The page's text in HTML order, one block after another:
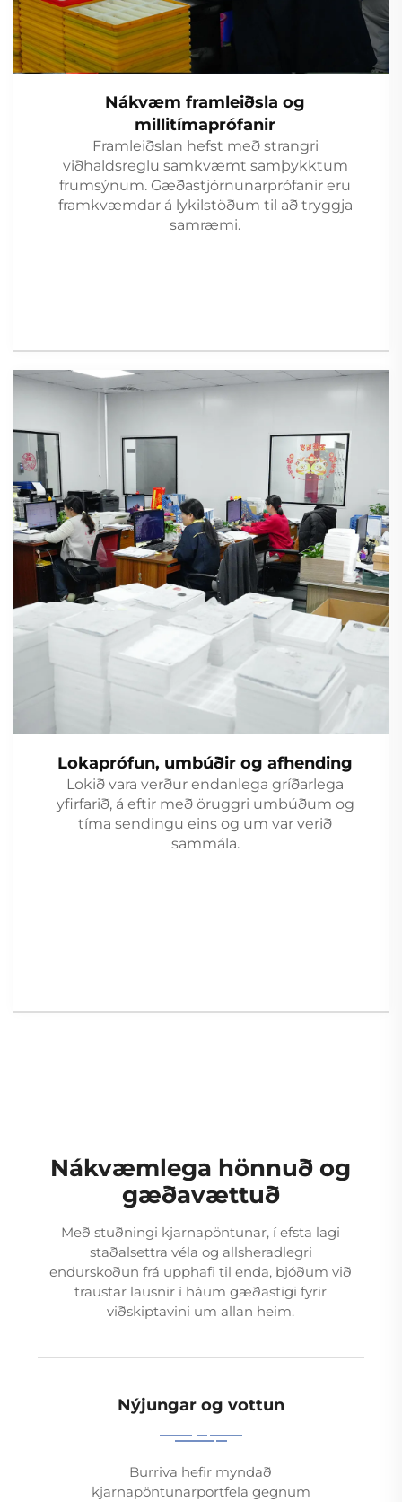
Nákvæm framleiðsla og
millitímaprófanir
Framleiðslan hefst með strangri
viðhaldsreglu samkvæmt samþykktum
frumsýnum. Gæðastjórnunarprófanir eru
framkvæmdar á lykilstöðum til að tryggja
samræmi.
Lokaprófun, umbúðir og afhending
Lokið vara verður endanlega gríðarlega
yfirfarið, á eftir með öruggri umbúðum og
tíma sendingu eins og um var verið
sammála.
Nákvæmlega hönnuð og
gæðavættuð
Með stuðningi kjarnapöntunar, í efsta lagi
staðalsettra véla og allsheradlegri
endurskoðun frá upphafi til enda, bjóðum við
traustar lausnir í háum gæðastigi fyrir
viðskiptavini um allan heim.
Nýjungar og vottun
Burriva hefir myndað
kjarnapöntunarportfela gegnum